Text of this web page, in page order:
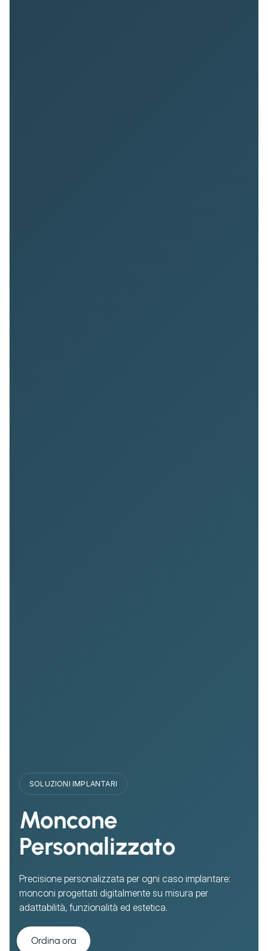
SOLUZIONI IMPLANTARI
Moncone
Personalizzato
Precisione personalizzata per ogni caso implantare:
monconi progettati digitalmente su misura per
adattabilità, funzionalità ed estetica.
Ordina ora